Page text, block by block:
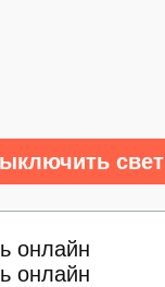
свет
онлайн
онлайн